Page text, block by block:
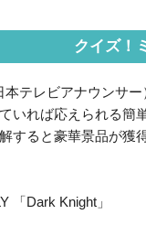
クイズ！
本テレビアナウンサ
いれば応えられる簡
すると豪華景品が獲
「Dark Knight」